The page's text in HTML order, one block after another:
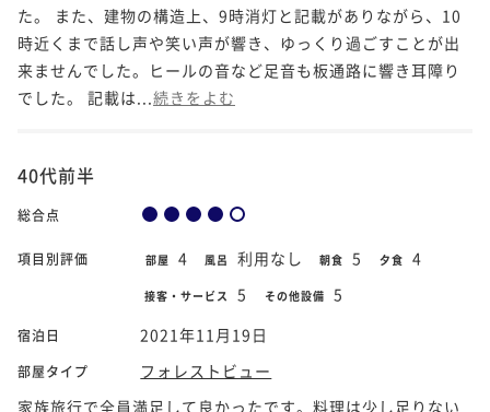
た。 また、建物の構造上、9時消灯と記載がありながら、10
時近くまで話し声や笑い声が響き、ゆっくり過ごすことが出
来ませんでした。ヒールの音など足音も板通路に響き耳障り
でした。 記載は... 続きをよむ
40代前半
総合点
項目別評価 部屋 4 風呂 利用なし 朝食 5 夕食 4
接客・サービス 5 その他設備 5
宿泊日 2021年11月19日
部屋タイプ
フォレストビュー
家族旅行で全員満足して良かったです。料理は少し足りない